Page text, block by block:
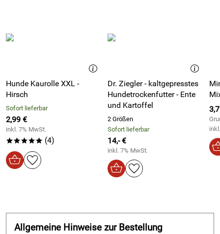
max. 800 Umdrehungen schleudern
Hersteller: annyx GmbH, Breitscheider Weg 117b, 40885
Ratingen, www.annyx.de
Hunde Kaurolle XXL -
Hirsch
Sofort lieferbar
2,99 €
inkl. 7% MwSt.
***** (4)
Dr. Ziegler - kaltgepresstes
Hundetrockenfutter - Ente
und Kartoffel
2 Größen
Sofort lieferbar
14,- €
inkl. 7% MwSt.
Allgemeine Hinweise zur Bestellung